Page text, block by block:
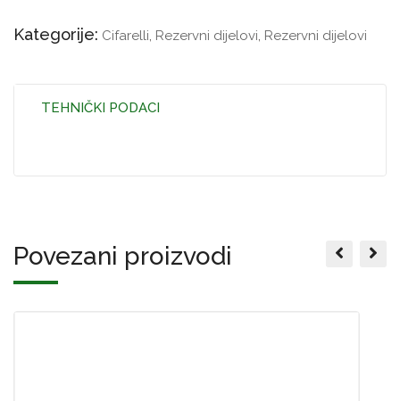
Kategorije: Cifarelli, Rezervni dijelovi, Rezervni dijelovi
TEHNIČKI PODACI
Povezani proizvodi